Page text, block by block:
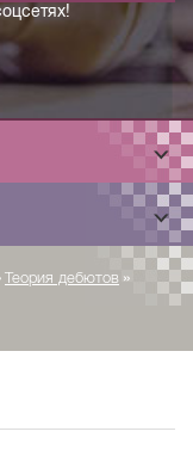
Теория дебютов »